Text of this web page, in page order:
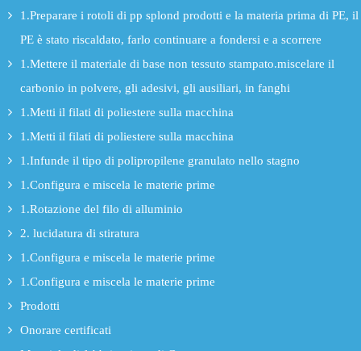
1.Preparare i rotoli di pp splond prodotti e la materia prima di PE, il
PE è stato riscaldato, farlo continuare a fondersi e a scorrere
1.Mettere il materiale di base non tessuto stampato.miscelare il
carbonio in polvere, gli adesivi, gli ausiliari, in fanghi
1.Metti il filati di poliestere sulla macchina
1.Metti il filati di poliestere sulla macchina
1.Infunde il tipo di polipropilene granulato nello stagno
1.Configura e miscela le materie prime
1.Rotazione del filo di alluminio
2. lucidatura di stiratura
1.Configura e miscela le materie prime
1.Configura e miscela le materie prime
Prodotti
Onorare certificati